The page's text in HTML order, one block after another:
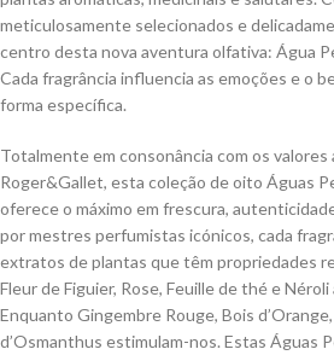
meticulosamente selecionados e
centro desta nova aventura olfativa: Água
Cada fragrância influencia as emoções e o
forma específica.
Totalmente em consonância com os valores
Roger&Gallet, esta coleção de oito Águas
oferece o máximo em frescura,
por mestres perfumistas icónicos, cada
extratos de plantas que têm propriedades
Fleur de Figuier, Rose, Feuille de thé e
Enquanto Gingembre Rouge, Bois
d’Osmanthus estimulam-nos. Estas Águas